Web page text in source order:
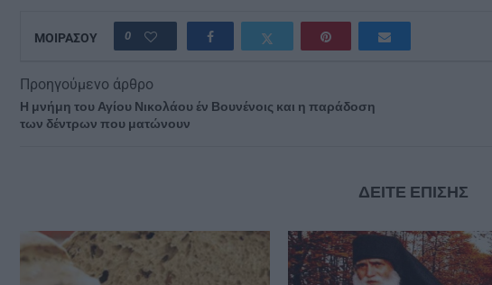
ΜΟΙΡΑΣΟΥ 0
Προηγούμενο άρθρο
Η μνήμη του Αγίου Νικολάου έν Βουνένοις και η παράδοση
των δέντρων που ματώνουν
ΔΕΙΤΕ ΕΠΙΣΗΣ